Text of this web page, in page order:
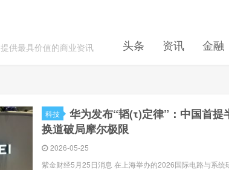
提供最具价值的商业资讯 头条 资讯 金融
科技
华为发布“韬(τ)定律”：中国首
换道破局摩尔极限
2026-05-25
紫金财经5月25日消息 在上海举办的2026国际电路与系